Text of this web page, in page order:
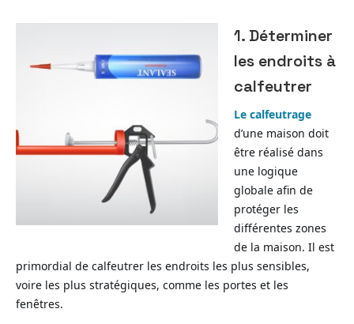
1. Déterminer
les endroits à
calfeutrer
Le calfeutrage
d’une maison doit
être réalisé dans
une logique
globale afin de
protéger les
différentes zones
de la maison. Il est
primordial de calfeutrer les endroits les plus sensibles,
voire les plus stratégiques, comme les portes et les
fenêtres.